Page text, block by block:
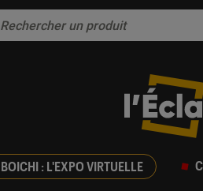
BOICHI : L'EXPO VIRTUELLE